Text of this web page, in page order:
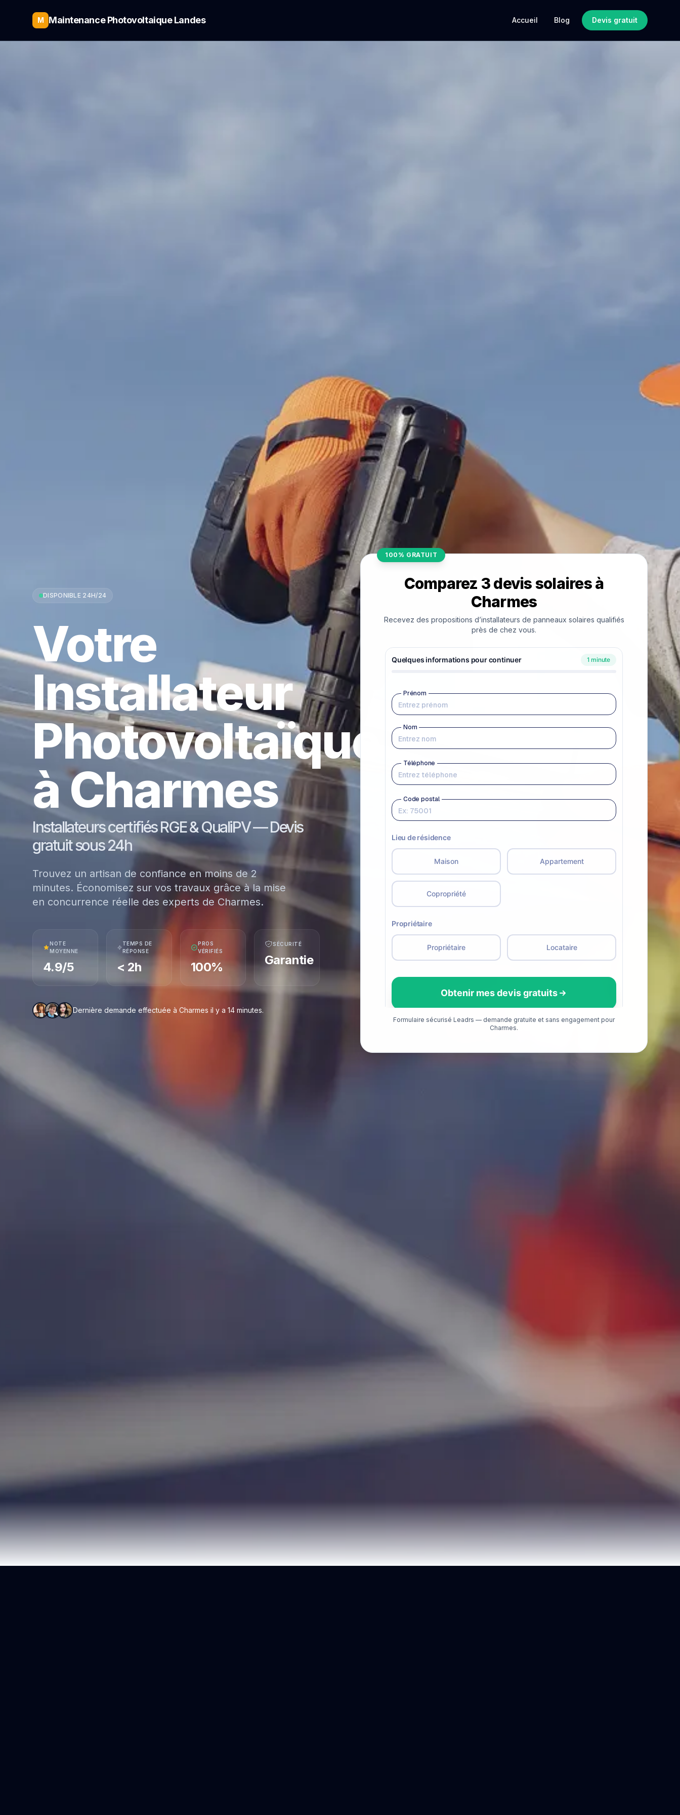
M Maintenance Photovoltaique Landes Accueil Blog Devis gratuit
DISPONIBLE 24H/24
Votre
Installateur
Photovoltaïque
à Charmes
Installateurs certifiés RGE & QualiPV — Devis
gratuit sous 24h
Trouvez un artisan de confiance en moins de 2
minutes. Économisez sur vos travaux grâce à la mise
en concurrence réelle des experts de Charmes.
NOTE
MOYENNE
4.9/5
TEMPS DE
RÉPONSE
< 2h
PROS
VÉRIFIÉS
100%
SÉCURITÉ
Garantie
Dernière demande effectuée à Charmes il y a 14 minutes.
100% GRATUIT
Comparez 3 devis solaires à
Charmes
Recevez des propositions d’installateurs de panneaux solaires qualifiés
près de chez vous.
Formulaire sécurisé Leadrs — demande gratuite et sans engagement pour
Charmes.